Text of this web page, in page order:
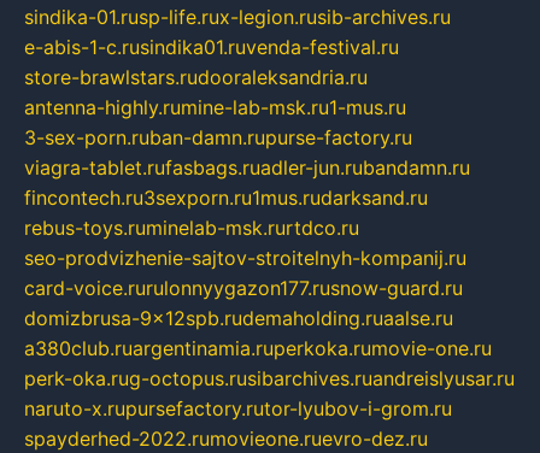
sindika-01.rusp-life.rux-legion.rusib-archives.ru
e-abis-1-c.rusindika01.ruvenda-festival.ru
store-brawlstars.rudooraleksandria.ru
antenna-highly.rumine-lab-msk.ru1-mus.ru
3-sex-porn.ruban-damn.rupurse-factory.ru
viagra-tablet.rufasbags.ruadler-jun.rubandamn.ru
fincontech.ru3sexporn.ru1mus.rudarksand.ru
rebus-toys.ruminelab-msk.rurtdco.ru
seo-prodvizhenie-sajtov-stroitelnyh-kompanij.ru
card-voice.rurulonnyygazon177.rusnow-guard.ru
domizbrusa-9x12spb.rudemaholding.ruaalse.ru
a380club.ruargentinamia.ruperkoka.rumovie-one.ru
perk-oka.rug-octopus.rusibarchives.ruandreislyusar.ru
naruto-x.rupursefactory.rutor-lyubov-i-grom.ru
spayderhed-2022.rumovieone.ruevro-dez.ru